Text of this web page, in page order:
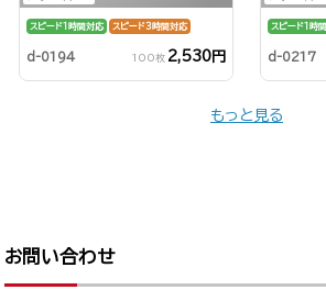
スピード1時間対応 スピード3時間対応
d-0194 100枚 2,530円
スピード1時
d-0217
もっと見る
お問い合わせ